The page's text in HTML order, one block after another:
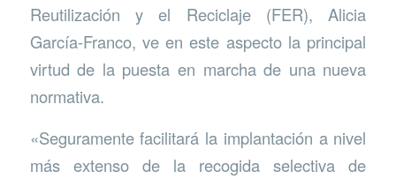
Reutilización y el Reciclaje (FER), Alicia
García-Franco, ve en este aspecto la principal
virtud de la puesta en marcha de una nueva
normativa.
«Seguramente facilitará la implantación a nivel
más extenso de la recogida selectiva de